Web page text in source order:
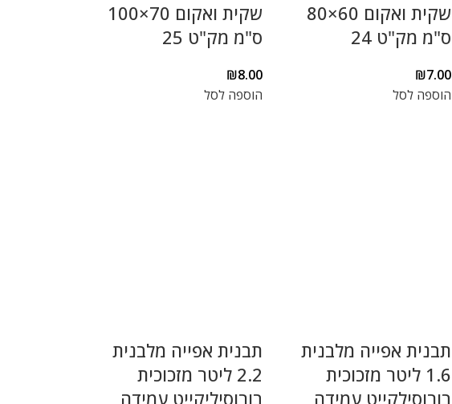
שקית ואקום 60×80
ס"מ מק"ט 24
₪7.00
הוספה לסל
שקית ואקום 70×100
ס"מ מק"ט 25
₪8.00
הוספה לסל
תבנית אפייה מלבנית
1.6 ליטר מזכוכית
בורוסילקייט עמידה
תבנית אפייה מלבנית
2.2 ליטר מזכוכית
בורוסיליקייט עמידה